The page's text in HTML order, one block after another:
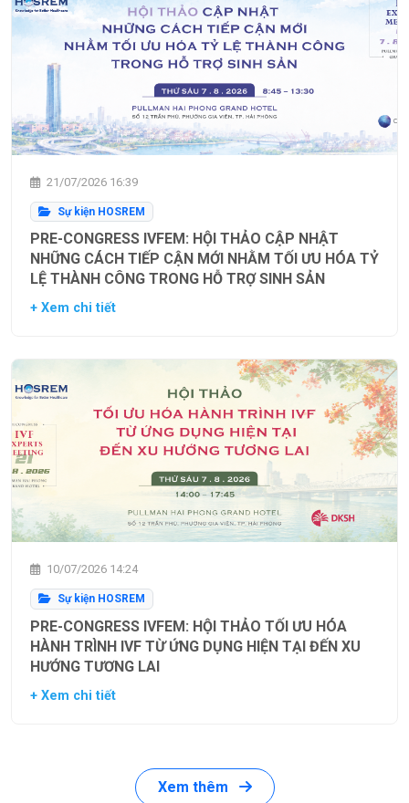
21/07/2026 16:39
Sự kiện HOSREM
PRE-CONGRESS IVFEM: HỘI THẢO CẬP NHẬT
NHỮNG CÁCH TIẾP CẬN MỚI NHẰM TỐI ƯU HÓA TỶ
LỆ THÀNH CÔNG TRONG HỖ TRỢ SINH SẢN
+ Xem chi tiết
10/07/2026 14:24
Sự kiện HOSREM
PRE-CONGRESS IVFEM: HỘI THẢO TỐI ƯU HÓA
HÀNH TRÌNH IVF TỪ ỨNG DỤNG HIỆN TẠI ĐẾN XU
HƯỚNG TƯƠNG LAI
+ Xem chi tiết
Xem thêm